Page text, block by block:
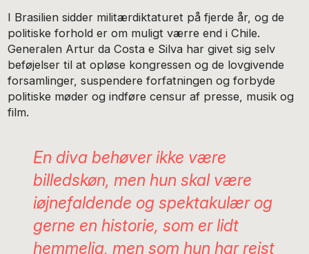
I Brasilien sidder militærdiktaturet på fjerde år, og de
politiske forhold er om muligt værre end i Chile.
Generalen Artur da Costa e Silva har givet sig selv
beføjelser til at opløse kongressen og de lovgivende
forsamlinger, suspendere forfatningen og forbyde
politiske møder og indføre censur af presse, musik og
film.
En diva behøver ikke være
billedskøn, men hun skal være
iøjnefaldende og spektakulær og
gerne en historie, som er lidt
hemmelig, men som hun har rejst